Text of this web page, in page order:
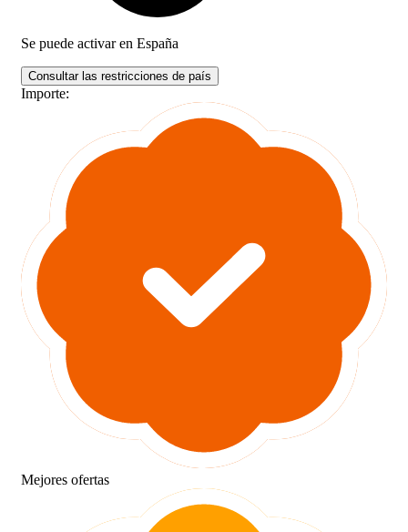
Se puede activar en España
Consultar las restricciones de país
Importe:
Mejores ofertas